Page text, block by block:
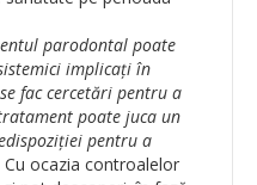
parodontal poate
implicați în
fac cercetări pentru a
poate juca un
pentru a
Cu ocazia controalelor